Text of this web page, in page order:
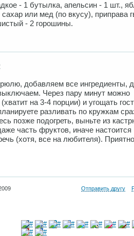
- 1 бутылка, апельсин - 1 шт.,
или мед (по вкусу), приправа
- 2 горошины.
добавляем все ингредиенты,
Через пару минут можно
на 3-4 порции) и угощать
разливать по кружкам
позже подогреть, выньте из
часть фруктов, иначе настоится
(хотя, все на любителя).
Отправить другу